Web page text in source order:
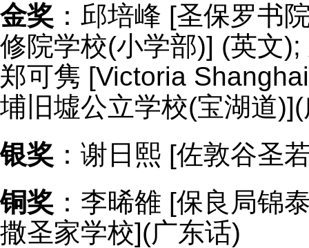
金奖 ：邱培峰 [圣保罗书
修院学校(小学部)] (英文
郑可隽 [Victoria
埔旧墟公立学校(宝湖道
银奖 ：谢日熙 [佐敦谷圣
铜奖 ：李晞雒 [保良局锦
撒圣家学校](广东话)